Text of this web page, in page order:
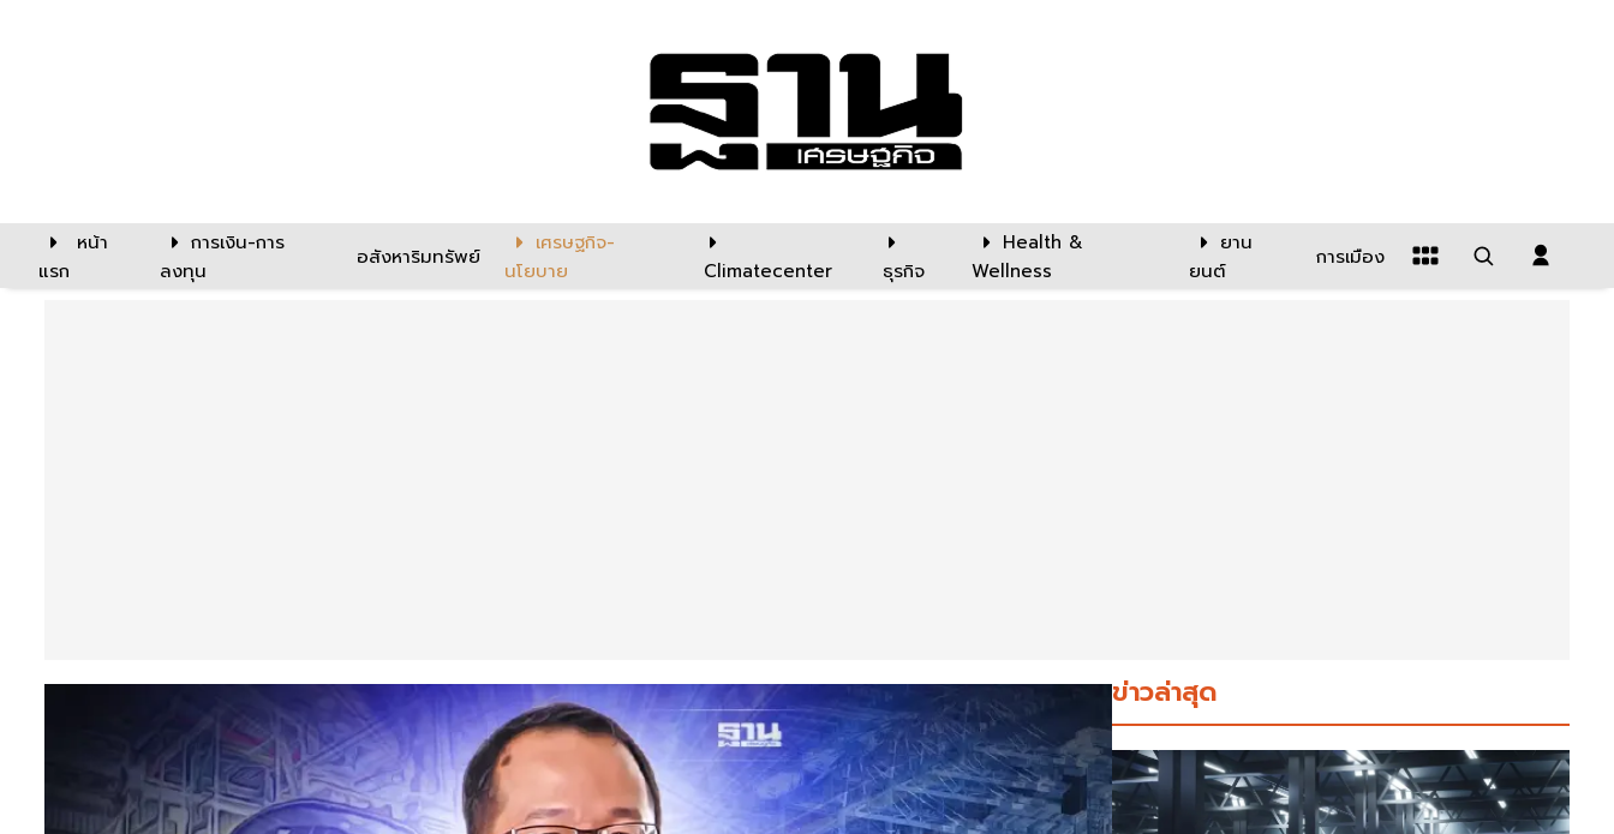
หน้า
แรก
การเงิน-การ
ลงทุน
อสังหาริมทรัพย์
เศรษฐกิจ-
นโยบาย
Climatecenter ธุรกิจ
Health &
Wellness
ยาน
ยนต์
การเมือง
ข่าวล่าสุด